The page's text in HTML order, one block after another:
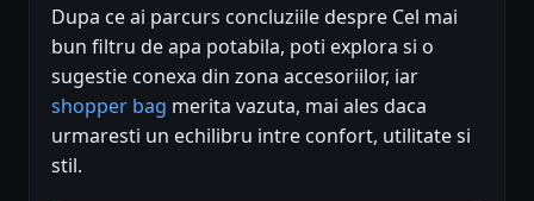
Dupa ce ai parcurs concluziile despre Cel mai
bun filtru de apa potabila, poti explora si o
sugestie conexa din zona accesoriilor, iar
shopper bag merita vazuta, mai ales daca
urmaresti un echilibru intre confort, utilitate si
stil.